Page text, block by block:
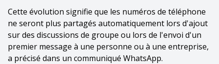
Cette évolution signifie que les numéros de téléphone
ne seront plus partagés automatiquement lors d'ajout
sur des discussions de groupe ou lors de l'envoi d'un
premier message à une personne ou à une entreprise,
a précisé dans un communiqué WhatsApp.